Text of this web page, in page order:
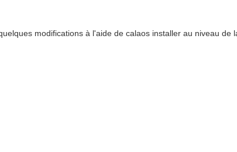
modifications à l'aide de calaos installer au niveau de